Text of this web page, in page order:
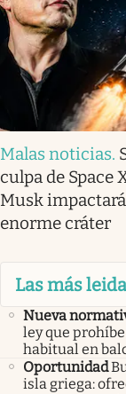
Malas noticias.
culpa de Space
Musk
enorme cráter
Las más
Nueva
ley que
habitual en
Oportunidad
isla griega: